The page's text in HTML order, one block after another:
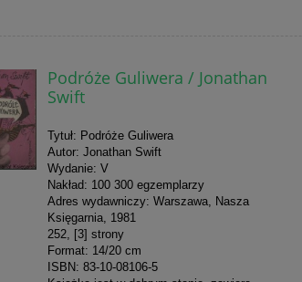
Podróże Guliwera / Jonathan
Swift
Tytuł: Podróże Guliwera
Autor: Jonathan Swift
Wydanie: V
Nakład: 100 300 egzemplarzy
Adres wydawniczy: Warszawa, Nasza
Księgarnia, 1981
252, [3] strony
Format: 14/20 cm
ISBN: 83-10-08106-5